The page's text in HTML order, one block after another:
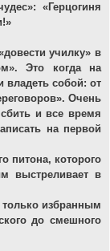
«Герцогиня
училку» в
Это когда на
владеть собой: от
Очень
сбить и все время
на первой
питона, которого
выстреливает в
избранным
до смешного